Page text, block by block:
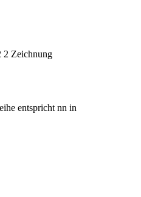
entspricht nn in